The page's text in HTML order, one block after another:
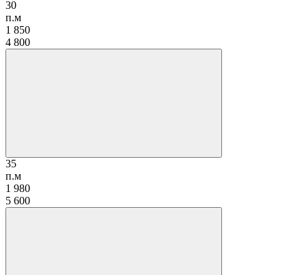
30
п.м
1 850
4 800
35
п.м
1 980
5 600